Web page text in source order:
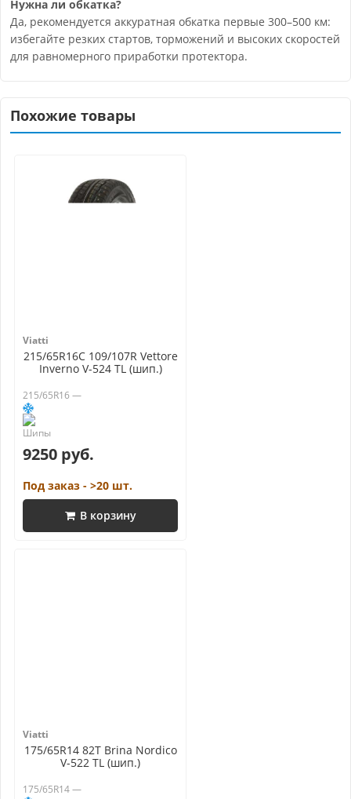
Нужна ли обкатка?
Да, рекомендуется аккуратная обкатка первые 300–500 км:
избегайте резких стартов, торможений и высоких скоростей
для равномерного приработки протектора.
Похожие товары
Viatti
215/65R16C 109/107R Vettore
Inverno V-524 TL (шип.)
215/65R16 —
9250 руб.
Под заказ - >20 шт.
В корзину
Viatti
175/65R14 82T Brina Nordico
V-522 TL (шип.)
175/65R14 —